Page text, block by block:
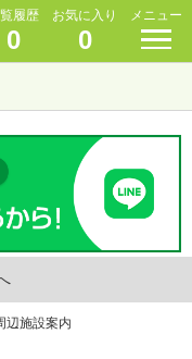
履歴
0
お気に入り
0
メニュー
辺施設案内